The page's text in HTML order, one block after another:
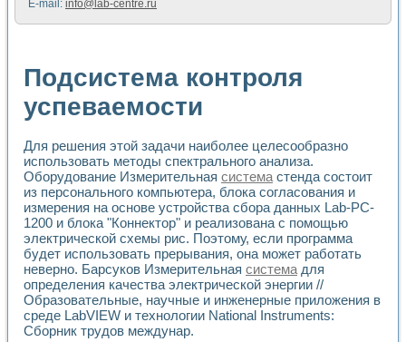
Применение технологий NI в курсе экспериментальной
Расчет переноса аэрозоля и выпадения осадка в
Применение NI VISION для геометрического анализа в
Система температурной стабилизации
Управление движением с помощью программно -
Система управления асинхронным тиристорным
Лазерный профилометр
Применение средств NATIONAL INSTRUMENTS для
Разработка автоматизированного стенда для
Автоматизированный стенд рентгеновской диагностики
Высокочувствительные оптоэлектронные
Установка для измерения диэлектрических свойств
Исследование кинетики зарождения и развития
Лабораторный электрический импедансный томограф на
Микрозондовая система для характеризации
Метод траекторий в исследовании
Промышленная автоматизация
E-mail: info@lab-centre.ru
Подсистема контроля
успеваемости
Для решения этой задачи наиболее целесообразно
использовать методы спектрального анализа.
Оборудование Измерительная системастенда состоит
из персонального компьютера, блока согласования и
измерения на основе устройства сбора данных Lab-PC-
1200 и блока "Коннектор" и реализована с помощью
электрической схемы рис. Поэтому, если программа
будет использовать прерывания, она может работать
неверно. Барсуков Измерительная системадля
определения качества электрической энергии //
Образовательные, научные и инженерные приложения в
среде LabVIEW и технологии National Instruments:
Сборник трудов междунар.